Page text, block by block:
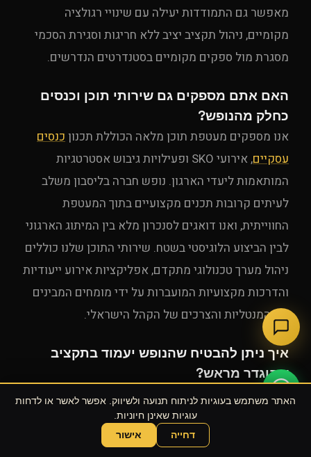
מאפשר גם התמודדות יעילה עם שינויי רגולציה
מקומיים, ניהול תקציב יציב ללא חריגות וסגירת הסכמי
מסגרת מול ספקים מקומיים בסטנדרטים הנדרשים.
האם אתם מספקים גם שירותי תוכן וכנסים
כחלק מהנופש?
אנו מספקים מעטפת תוכן מלאה הכוללת תכנון כנסים
עסקיים
, אירועי SKO ופעילויות גיבוש אסטרטגיות
המותאמות ליעדי הארגון. נופש חברה בליסבון משלב
לעיתים קרובות תכנים מקצועיים בתוך המעטפת
החווייתית, ואנו דואגים לסנכרון מלא בין המיתוג הארגוני
לבין הביצוע הלוגיסטי בשטח. שירותי התוכן שלנו כוללים
ניהול מערך טכנולוגי מתקדם, אפליקציות אירוע ייעודיות
והדרכות מקצועיות המועברות על ידי מומחים המבינים
את המנטליות והצרכים של הקהל הישראלי.
איך ניתן להבטיח שהנופש יעמוד בתקציב
שהוגדר מראש?
הבטחת העמידה בתקציב מתבצעת באמצעות ניהול
סיכונים קפדני והתבססות על הסכמי מסגרת קיימים מול
ספקים מקומיים בפורטוגל. אנו בונים תקציב ריאלי
שוחחו עם הסוכן של UPE
האתר משתמש בעוגיות לניתוח תנועה ולשיווק. אפשר לאשר או לדחות
עוגיות שאינן חיוניות.
דחייה
אישור